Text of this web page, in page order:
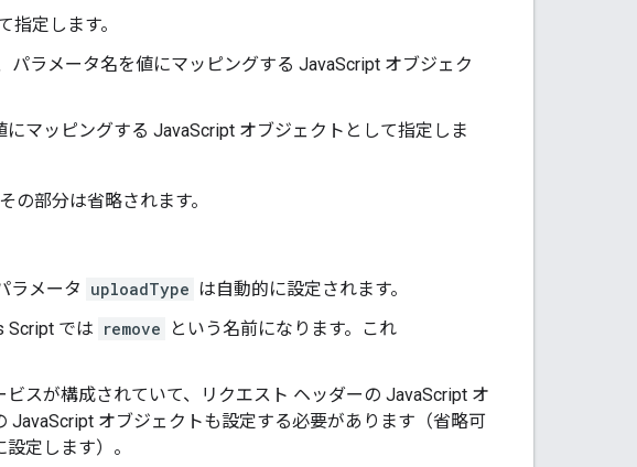
指定します。
パラメータ名を値にマッピングする JavaScript オブジェク
マッピングする JavaScript オブジェクトとして指定しま
の部分は省略されます。
ラメータ uploadType は自動的に設定されます。
Script では remove
という名前になります。これ
スが構成されていて、リクエスト ヘッダーの JavaScript オ
JavaScript オブジェクトも設定する必要があります（省略可
定します）。